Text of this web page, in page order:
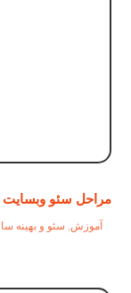
مراحل سئو وبسایت
آموزش سئو و بهینه